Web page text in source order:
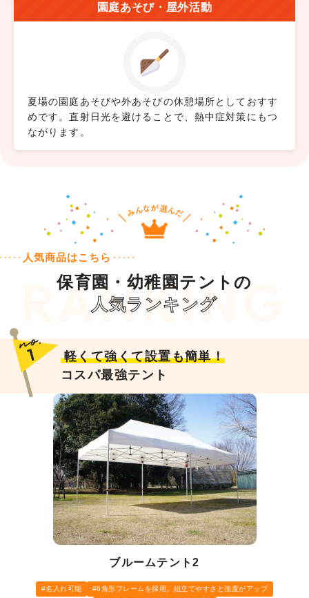
園庭あそび・屋外活動
夏場の園庭あそびや外あそびの休憩場所としておすす
めです。直射日光を避けることで、熱中症対策にもつ
ながります。
人気商品はこちら
保育園・幼稚園テントの
人気ランキング
軽くて強くて設置も簡単！
コスパ最強テント
ブルームテント2
名入れ可能 6角形フレームを採用。組立てやすさと強度がアップ